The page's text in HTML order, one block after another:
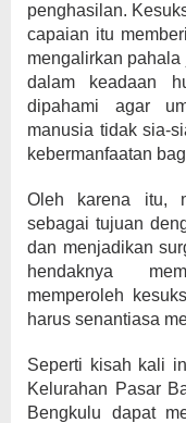
penghasilan.
capaian itu
mengalirkan
dalam keadaan
dipahami agar
manusia tidak sia-
kebermanfaatan
Oleh karena itu,
sebagai tujuan
dan menjadikan
hendaknya
memperoleh
harus senantiasa
Seperti kisah kali
Kelurahan Pasar
Bengkulu dapat